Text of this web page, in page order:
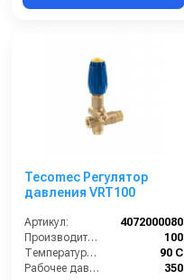
Tecomec Регулятор
давления VRT100
Артикул:
4072000080
Производительность (л/мин):
100
Температура (°C):
90 С
Рабочее давление (бар):
350